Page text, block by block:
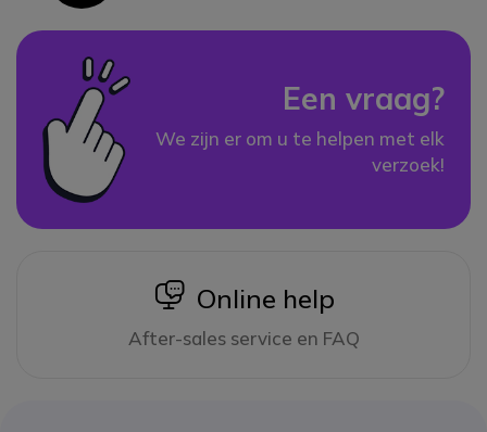
Een vraag?
We zijn er om u te helpen met elk
verzoek!
icon
Online help
After-sales service en FAQ